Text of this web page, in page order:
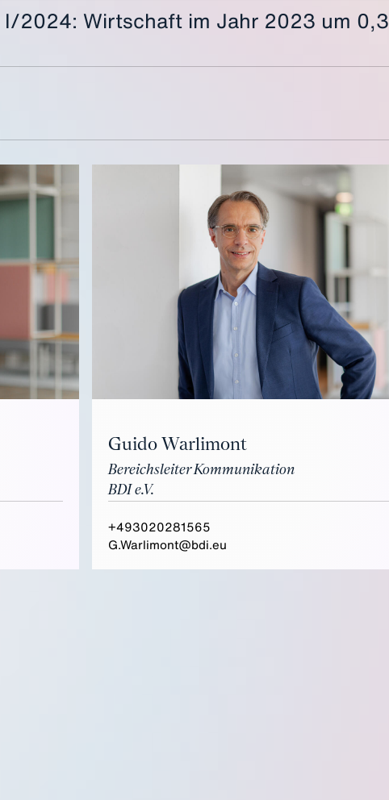
2024: Wirtschaft im Jahr 2023 um 0,3
Guido Warlimont
Bereichsleiter Kommunikation
BDI e.V.
+493020281565
G.Warlimont@bdi.eu